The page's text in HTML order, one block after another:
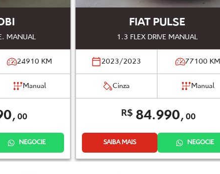
MANUAL
24910 KM
Manual
00
NEGOCIE
FIAT PULSE
1.3 FLEX DRIVE MANUAL
2023/2023 77100 KM
Cinza Manual
R$84.990, 00
SAIBA MAIS NEGOCIE